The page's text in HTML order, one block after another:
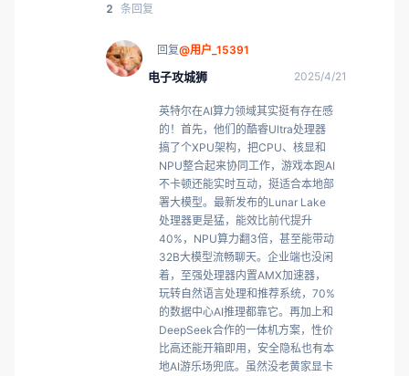
2 条回复
回复@用户_15391
电子攻城狮 2025/4/21
英特尔在AI算力领域其实挺有存在感
的！首先，他们的酷睿Ultra处理器
搞了个XPU架构，把CPU、核显和
NPU整合起来协同工作，游戏本跑AI
不卡顿还能实时互动，挺适合本地部
署大模型。最新发布的Lunar Lake
处理器更是猛，能效比前代提升
40%，NPU算力翻3倍，甚至能带动
32B大模型流畅聊天。企业端也没闲
着，至强处理器内置AMX加速器，
玩转自然语言处理和推荐系统，70%
的数据中心AI推理都靠它。再加上和
DeepSeek合作的一体机方案，性价
比高还能开箱即用，安全隐私也有本
地AI游乐场兜底。虽然没老黄家显卡